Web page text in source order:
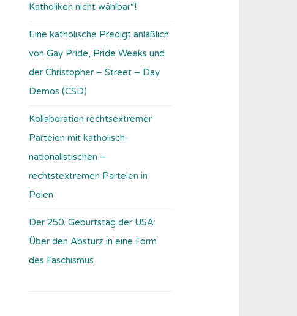
Katholiken nicht wählbar“!
Eine katholische Predigt anläßlich
von Gay Pride, Pride Weeks und
der Christopher – Street – Day
Demos (CSD)
Kollaboration rechtsextremer
Parteien mit katholisch-
nationalistischen –
rechtstextremen Parteien in
Polen
Der 250. Geburtstag der USA:
Über den Absturz in eine Form
des Faschismus